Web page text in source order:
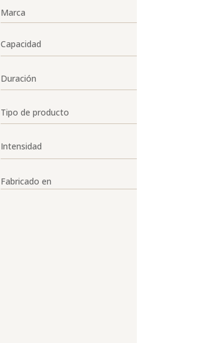
Marca
Capacidad
Duración
Tipo de producto
Intensidad
Fabricado en